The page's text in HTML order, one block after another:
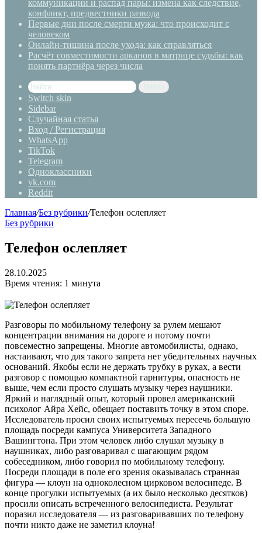
коммуникации и распад пары: измена как следствие,
конфликт, предвестники развода
Первые дни после смерти мужа: что происходит с
человеком
Онлайн-тишина после ухода: как справляться
Расчёт совместимости арканов в матрице судьбы: как
понять партнёра через числа
Switch skin
Sidebar
Случайная статья
Вход / Регистрация
WhatsApp
TikTok
Telegram
Одноклассники
vk.com
Reddit
Главная/Без рубрики/Телефон ослепляет
Без рубрики
Телефон ослепляет
28.10.2025
Время чтения: 1 минута
Разговоры по мобильному телефону за рулем мешают
концентрации внимания на дороге и потому почти
повсеместно запрещены. Многие автомобилисты, однако,
настаивают, что для такого запрета нет убедительных научных
оснований. Якобы если не держать трубку в руках, а вести
разговор с помощью компактной гарнитуры, опасность не
выше, чем если просто слушать музыку через наушники.
Яркий и наглядный опыт, который провел американский
психолог Айра Хейс, обещает поставить точку в этом споре.
Исследователь просил своих испытуемых пересечь большую
площадь посреди кампуса Университета Западного
Вашингтона. При этом человек либо слушал музыку в
наушниках, либо разговаривал с шагающим рядом
собеседником, либо говорил по мобильному телефону.
Посреди площади в поле его зрения оказывалась странная
фигура — клоун на одноколесном цирковом велосипеде. В
конце прогулки испытуемых (а их было несколько десятков)
просили описать встреченного велосипедиста. Результат
поразил исследователя — из разговаривавших по телефону
почти никто даже не заметил клоуна!